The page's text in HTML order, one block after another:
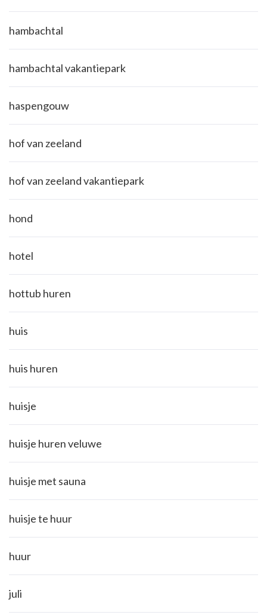
hambachtal
hambachtal vakantiepark
haspengouw
hof van zeeland
hof van zeeland vakantiepark
hond
hotel
hottub huren
huis
huis huren
huisje
huisje huren veluwe
huisje met sauna
huisje te huur
huur
juli